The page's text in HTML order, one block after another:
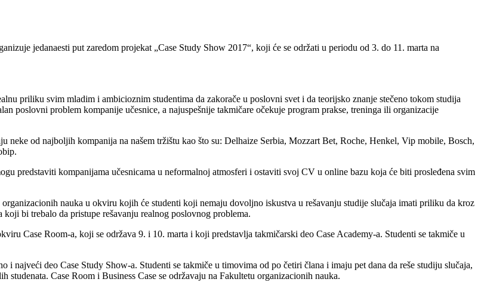
jedanaesti put zaredom projekat „Case Study Show 2017“, koji će se održati u periodu od 3. do 11. marta na
priliku svim mladim i ambicioznim studentima da zakorače u poslovni svet i da teorijsko znanje stečeno tokom studija
poslovni problem kompanije učesnice, a najuspešnije takmičare očekuje program prakse, treninga ili organizacije
od najboljih kompanija na našem tržištu kao što su: Delhaize Serbia, Mozzart Bet, Roche, Henkel, Vip mobile, Bosch,
predstaviti kompanijama učesnicama u neformalnoj atmosferi i ostaviti svoj CV u online bazu koja će biti prosleđena svim
nauka u okviru kojih će studenti koji nemaju dovoljno iskustva u rešavanju studije slučaja imati priliku da kroz
bi trebalo da pristupe rešavanju realnog poslovnog problema.
Case Room-a, koji se održava 9. i 10. marta i koji predstavlja takmičarski deo Case Academy-a. Studenti se takmiče u
i najveći deo Case Study Show-a. Studenti se takmiče u timovima od po četiri člana i imaju pet dana da reše studiju slučaja,
Case Room i Business Case se održavaju na Fakultetu organizacionih nauka.